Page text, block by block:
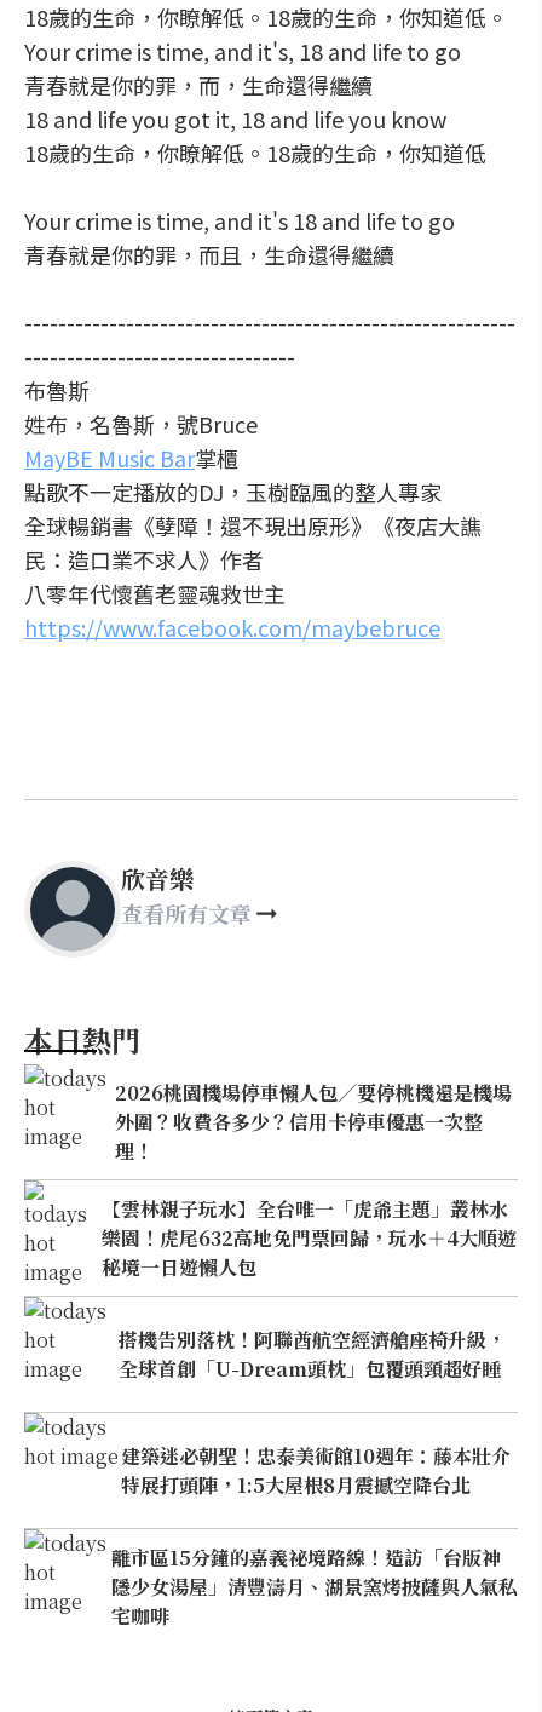
18歲的生命，你瞭解低。18歲的生命，你知道低。
Your crime is time, and it's, 18 and life to go
青春就是你的罪，而，生命還得繼續
18 and life you got it, 18 and life you know
18歲的生命，你瞭解低。18歲的生命，你知道低
Your crime is time, and it's 18 and life to go
青春就是你的罪，而且，生命還得繼續
----------------------------------------------------------
--------------------------------
布魯斯
姓布，名魯斯，號Bruce
MayBE Music Bar掌櫃
點歌不一定播放的DJ，玉樹臨風的整人專家
全球暢銷書《孽障！還不現出原形》《夜店大譙
民：造口業不求人》作者
八零年代懷舊老靈魂救世主
https://www.facebook.com/maybebruce
欣音樂
查看所有文章
本日熱門
2026桃園機場停車懶人包／要停桃機還是機場
外圍？收費各多少？信用卡停車優惠一次整
理！
【雲林親子玩水】全台唯一「虎爺主題」叢林水
樂園！虎尾632高地免門票回歸，玩水＋4大順遊
秘境一日遊懶人包
搭機告別落枕！阿聯酋航空經濟艙座椅升級，
全球首創「U-Dream頭枕」包覆頭頸超好睡
建築迷必朝聖！忠泰美術館10週年：藤本壯介
特展打頭陣，1:5大屋根8月震撼空降台北
離市區15分鐘的嘉義祕境路線！造訪「台版神
隱少女湯屋」清豐濤月、湖景窯烤披薩與人氣私
宅咖啡